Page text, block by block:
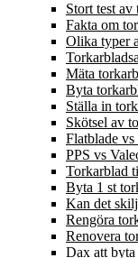
Stort test av
Fakta om
Olika typer
Mäta
Byta
Ställa in
Skötsel av
Flatblade
PPS vs
Torkarblad
Byta 1 st
Kan det
Rengöra
Renovera
Dax att